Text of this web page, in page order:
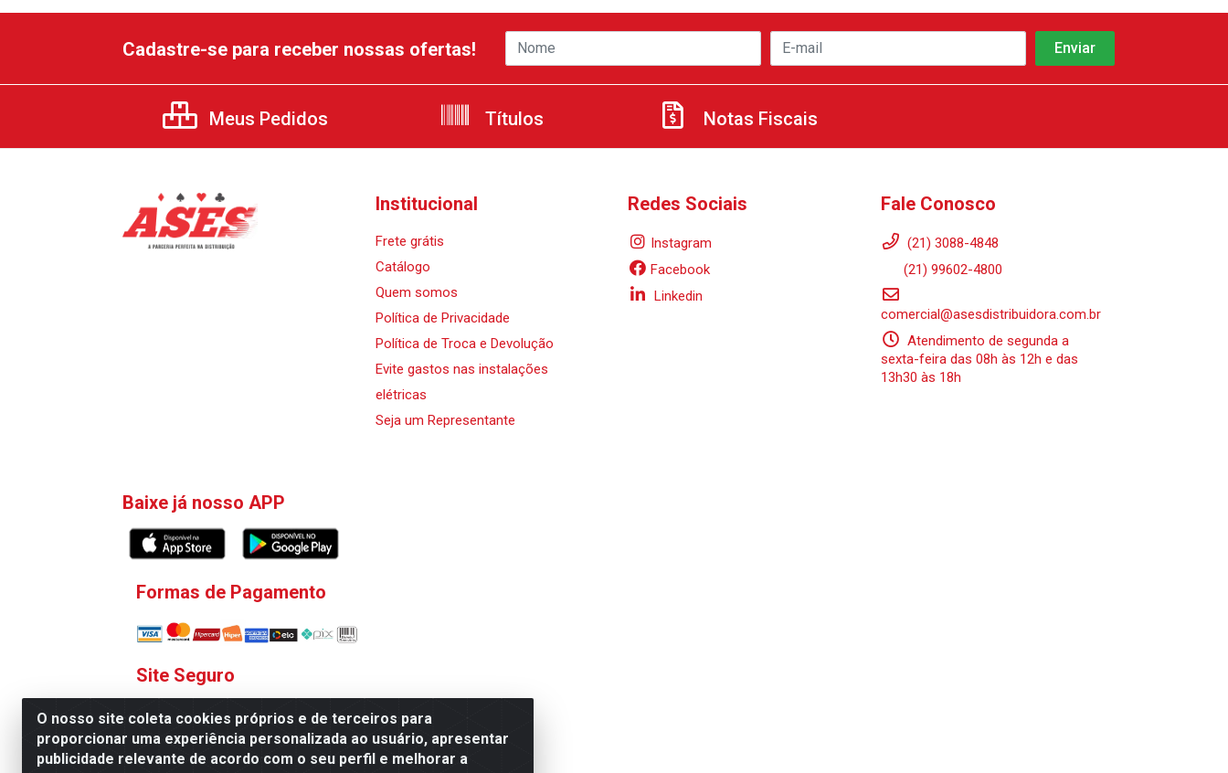
O nosso site coleta cookies próprios e de terceiros para
proporcionar uma experiência personalizada ao usuário, apresentar
publicidade relevante de acordo com o seu perfil e melhorar a
Cadastre-se para receber nossas ofertas!
Meus Pedidos Títulos Notas Fiscais
Institucional
Frete grátis
Catálogo
Quem somos
Política de Privacidade
Política de Troca e Devolução
Evite gastos nas instalações
elétricas
Seja um Representante
Redes Sociais
Instagram
Facebook
Linkedin
Fale Conosco
(21) 3088-4848
(21) 99602-4800
comercial@asesdistribuidora.com.br
Atendimento de segunda a
sexta-feira das 08h às 12h e das
13h30 às 18h
Baixe já nosso APP
Formas de Pagamento
Site Seguro